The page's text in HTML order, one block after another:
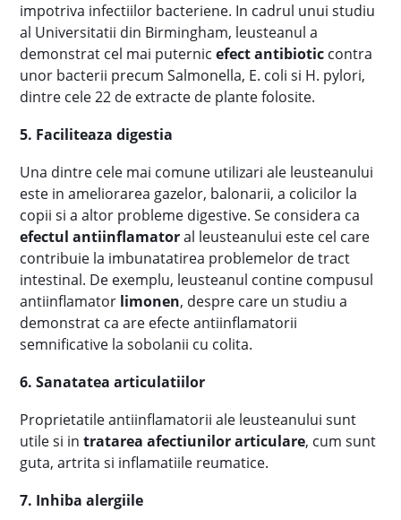
impotriva infectiilor bacteriene. In cadrul unui studiu
al Universitatii din Birmingham, leusteanul a
demonstrat cel mai puternicefect antibiotic contra
unor bacterii precum Salmonella, E. coli si H. pylori,
dintre cele 22 de extracte de plante folosite.
5. Faciliteaza digestia
Una dintre cele mai comune utilizari ale leusteanului
este in ameliorarea gazelor, balonarii, a colicilor la
copii si a altor probleme digestive. Se considera ca
efectul antiinflamatoral leusteanului este cel care
contribuie la imbunatatirea problemelor de tract
intestinal. De exemplu, leusteanul contine compusul
antiinflamator limonen, despre care un studiu a
demonstrat ca are efecte antiinflamatorii
semnificative la sobolanii cu colita.
6. Sanatatea articulatiilor
Proprietatile antiinflamatorii ale leusteanului sunt
utile si intratarea afectiunilor articulare, cum sunt
guta, artrita si inflamatiile reumatice.
7. Inhiba alergiile